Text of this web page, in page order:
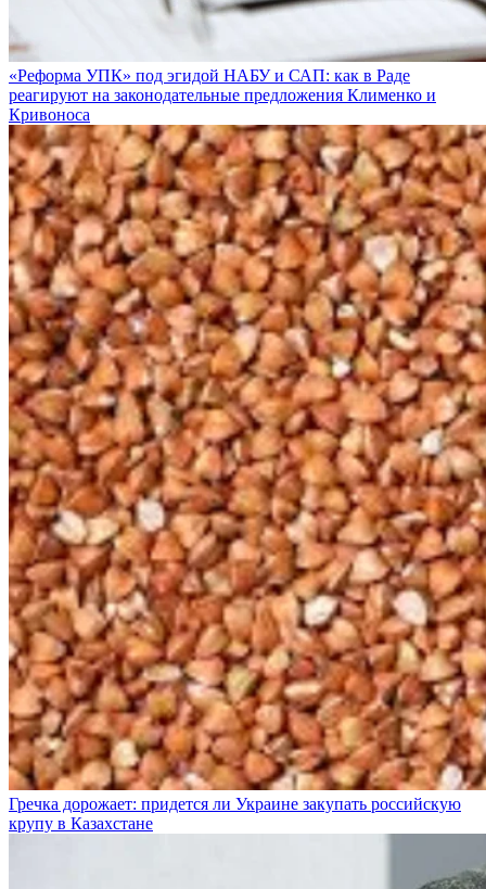
«Реформа УПК» под эгидой НАБУ и САП: как в Раде
реагируют на законодательные предложения Клименко и
Кривоноса
Гречка дорожает: придется ли Украине закупать российскую
крупу в Казахстане